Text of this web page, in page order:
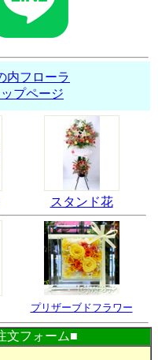
内フローラ
プページ
スタンド花
プリザーブドフラワー
文フォーム■